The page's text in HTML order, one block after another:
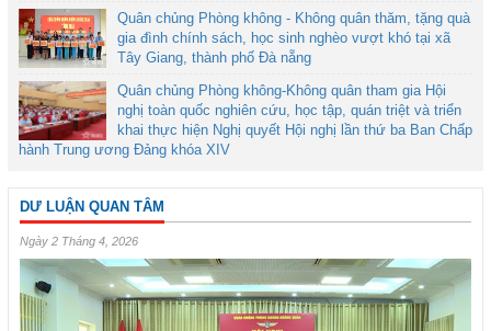
Quân chủng Phòng không - Không quân thăm, tặng quà
gia đình chính sách, học sinh nghèo vượt khó tại xã
Tây Giang, thành phố Đà nẵng
Quân chủng Phòng không-Không quân tham gia Hội
nghị toàn quốc nghiên cứu, học tập, quán triệt và triển
khai thực hiện Nghị quyết Hội nghị lần thứ ba Ban Chấp
hành Trung ương Đảng khóa XIV
DƯ LUẬN QUAN TÂM
Ngày 2 Tháng 4, 2026